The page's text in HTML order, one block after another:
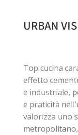
URBAN
Top cucina
effetto
e industriale,
e praticità
valorizza uno